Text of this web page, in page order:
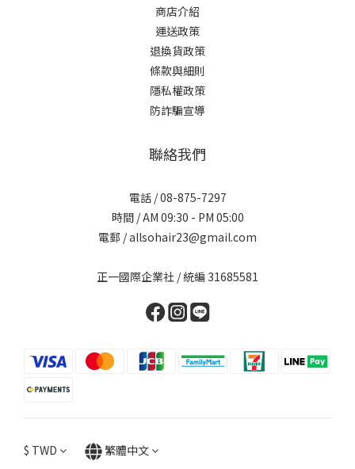
商店介紹
運送政策
退換貨政策
條款與細則
隱私權政策
防詐騙宣導
聯絡我們
電話 / 08-875-7297
時間 / AM 09:30 - PM 05:00
電郵 / allsohair23@gmail.com
正一國際企業社 / 統編 31685581
$ TWD 繁體中文